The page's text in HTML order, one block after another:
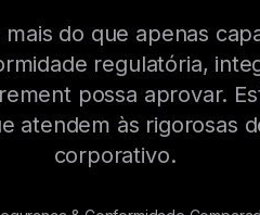
do que apenas
regulatória,
possa aprovar.
atendem às rigorosas
corporativo.